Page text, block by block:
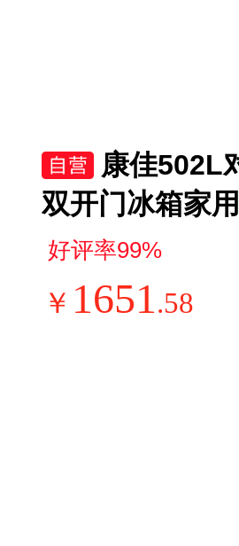
￥ 1651.58
康佳502L
双开门冰箱家
能效变频双循
薄风冷大容量
D-
好评率99%